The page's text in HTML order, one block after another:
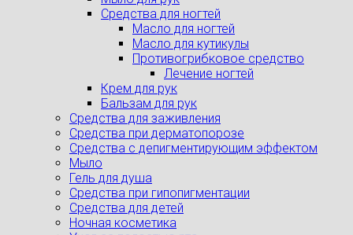
Средства для ногтей
Масло для ногтей
Масло для кутикулы
Противогрибковое средство
Лечение ногтей
Крем для рук
Бальзам для рук
Средства для заживления
Средства при дерматопорозе
Cредства с депигментирующим эффектом
Мыло
Гель для душа
Средства при гипопигментации
Средства для детей
Ночная косметика